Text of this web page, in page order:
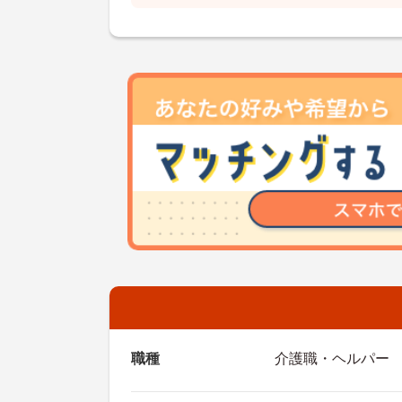
職種 介護職・ヘルパー